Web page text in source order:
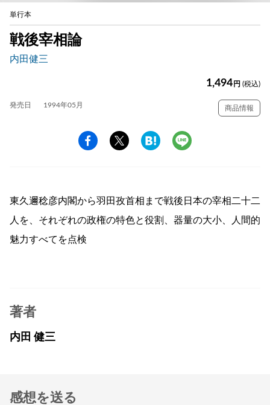
単行本
戦後宰相論
内田健三
1,494 円 (税込)
発売日 1994年05月 商品情報
東久邇稔彦内閣から羽田孜首相まで戦後日本の宰相二十二
人を、それぞれの政権の特色と役割、器量の大小、人間的
魅力すべてを点検
著者
内田 健三
感想を送る